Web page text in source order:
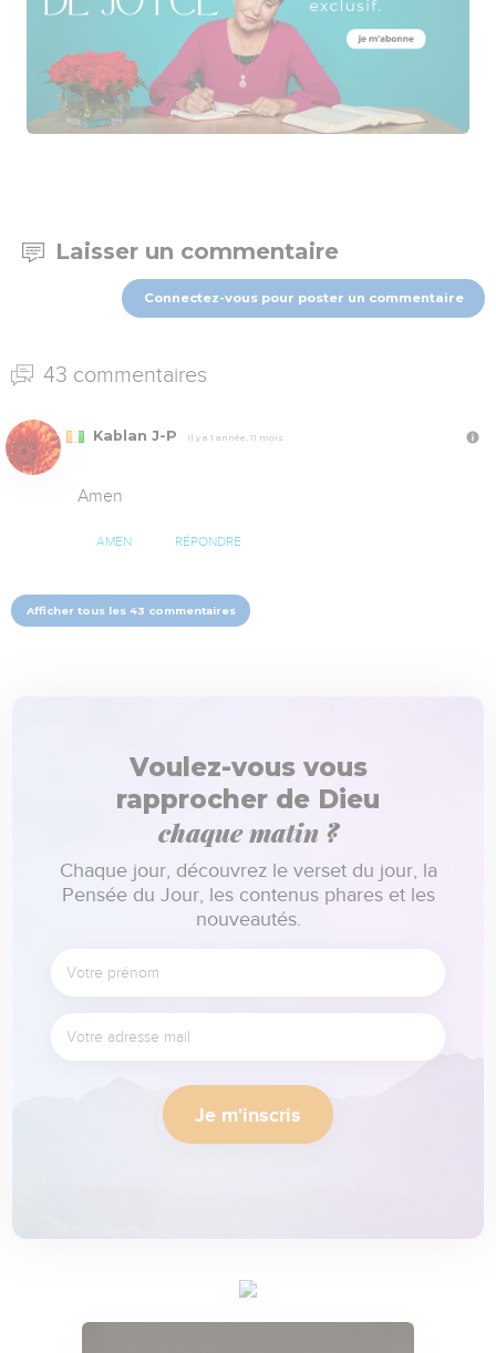
Laisser un commentaire
Connectez-vous pour poster un commentaire
43 commentaires
Kablan J-P Il y a 1 année, 11 mois
Amen
AMEN RÉPONDRE
Afficher tous les 43 commentaires
Voulez-vous vous
rapprocher de Dieu
chaque matin ?
Chaque jour, découvrez le verset du jour, la
Pensée du Jour, les contenus phares et les
nouveautés.
Je m'inscris